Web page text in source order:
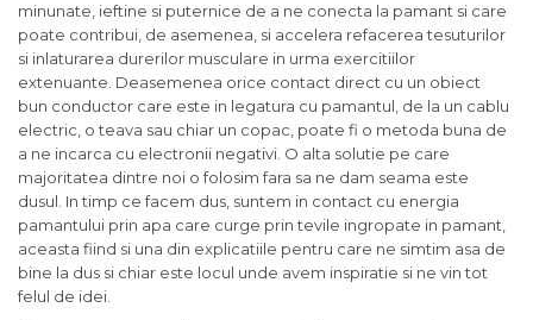
minunate, ieftine si puternice de a ne conecta la pamant si care
poate contribui, de asemenea, si accelera refacerea tesuturilor
si inlaturarea durerilor musculare in urma exercitiilor
extenuante. Deasemenea orice contact direct cu un obiect
bun conductor care este in legatura cu pamantul, de la un cablu
electric, o teava sau chiar un copac, poate fi o metoda buna de
a ne incarca cu electronii negativi. O alta solutie pe care
majoritatea dintre noi o folosim fara sa ne dam seama este
dusul. In timp ce facem dus, suntem in contact cu energia
pamantului prin apa care curge prin tevile ingropate in pamant,
aceasta fiind si una din explicatiile pentru care ne simtim asa de
bine la dus si chiar este locul unde avem inspiratie si ne vin tot
felul de idei.